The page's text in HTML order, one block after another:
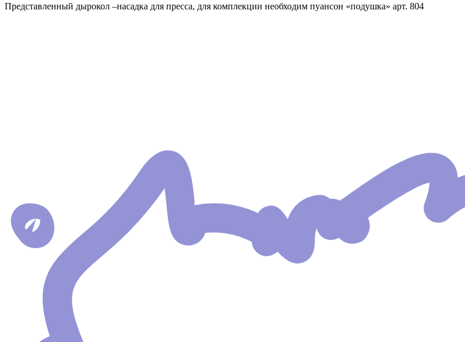
Представленный дырокол –насадка для пресса, для комплекции необходим пуансон «подушка» арт. 804